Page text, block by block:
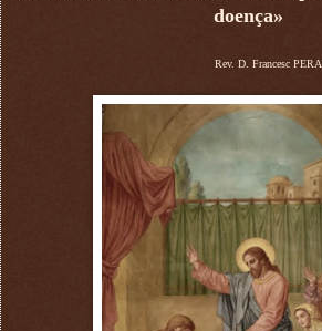
doença»
Rev. D. Francesc